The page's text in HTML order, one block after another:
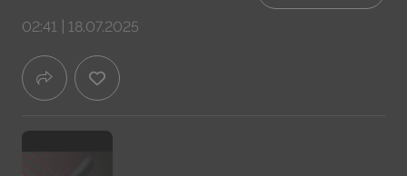
faktori – svars, grūtniecības, dzīves posms kurā tiek
veikta krūšu operācija utt. Ja nākotnē nepieciešams
iespējams arī veikt krūšu korekcijas operāciju.
02:41 | 18.07.2025